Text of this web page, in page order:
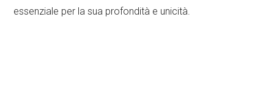
essenziale per la sua profondità e unicità.